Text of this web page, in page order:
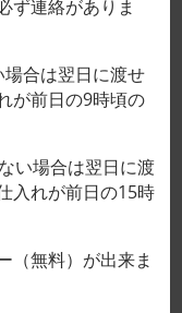
ず連絡がありま
合は翌日に渡せ
が前日の9時頃の
い場合は翌日に渡
入れが前日の15時
（無料）が出来ま